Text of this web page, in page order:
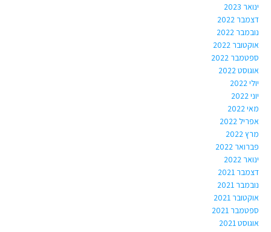
ינואר 2023
דצמבר 2022
נובמבר 2022
אוקטובר 2022
ספטמבר 2022
אוגוסט 2022
יולי 2022
יוני 2022
מאי 2022
אפריל 2022
מרץ 2022
פברואר 2022
ינואר 2022
דצמבר 2021
נובמבר 2021
אוקטובר 2021
ספטמבר 2021
אוגוסט 2021